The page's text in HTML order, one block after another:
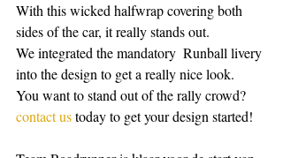
With this wicked halfwrap covering both
sides of the car, it really stands out.
We integrated the mandatory  Runball livery
into the design to get a really nice look.
You want to stand out of the rally crowd?
contact us today to get your design started!